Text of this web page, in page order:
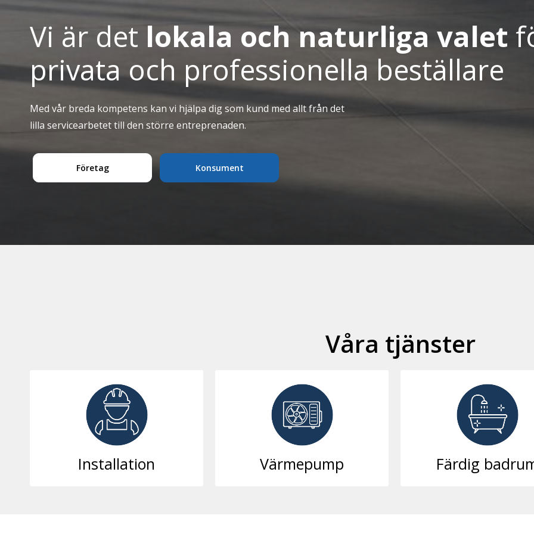
Vi är det lokala och naturliga valet
privata och professionella beställare
Med vår breda kompetens kan vi hjälpa dig som kund med allt från det
lilla servicearbetet till den större entreprenaden.
Företag Konsument
Våra tjänster
Värmepump Färdig badrum Elektriker